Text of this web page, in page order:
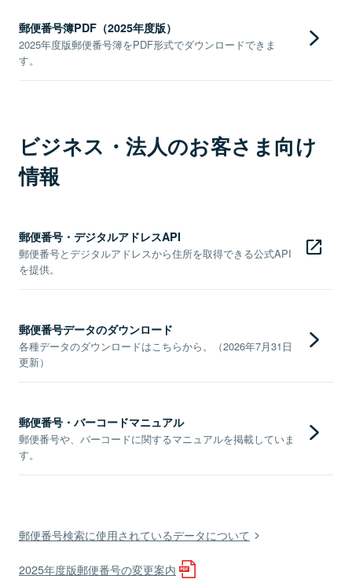
郵便番号簿PDF（2025年度版）
2025年度版郵便番号簿をPDF形式でダウンロードできま
す。
ビジネス・法人のお客さま向け
情報
郵便番号・デジタルアドレスAPI
郵便番号とデジタルアドレスから住所を取得できる公式API
を提供。
郵便番号データのダウンロード
各種データのダウンロードはこちらから。（2026年7月31日
更新）
郵便番号・バーコードマニュアル
郵便番号や、バーコードに関するマニュアルを掲載していま
す。
郵便番号検索に使用されているデータについて
2025年度版郵便番号の変更案内